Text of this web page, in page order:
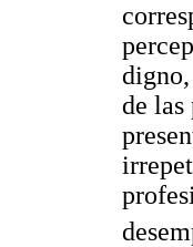
de las